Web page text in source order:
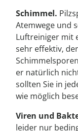
Schimmel.
Atemwege und
Luftreiniger mit
sehr effektiv,
er natürlich
sollten Sie in
wie möglich
Viren und
leider nur